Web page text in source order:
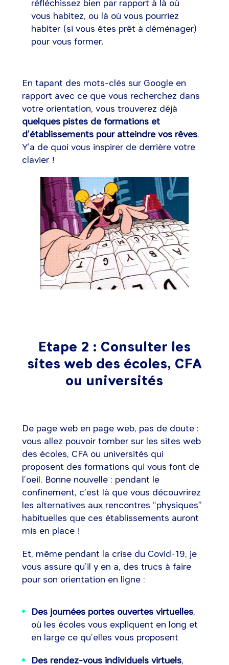
réfléchissez bien par rapport à là où
vous habitez, ou là où vous pourriez
habiter (si vous êtes prêt à déménager)
pour vous former.
En tapant des mots-clés sur Google en
rapport avec ce que vous recherchez dans
votre orientation, vous trouverez déjà
quelques pistes de formations et
d’établissements pour atteindre vos rêves.
Y’a de quoi vous inspirer de derrière votre
clavier !
Etape 2 : Consulter les
sites web des écoles, CFA
ou universités
De page web en page web, pas de doute :
vous allez pouvoir tomber sur les sites web
des écoles, CFA ou universités qui
proposent des formations qui vous font de
l’oeil. Bonne nouvelle : pendant le
confinement, c’est là que vous découvrirez
les alternatives aux rencontres “physiques”
habituelles que ces établissements auront
mis en place !
Et, même pendant la crise du Covid-19, je
vous assure qu’il y en a, des trucs à faire
pour son orientation en ligne :
Des journées portes ouvertes virtuelles,
où les écoles vous expliquent en long et
en large ce qu’elles vous proposent
Des rendez-vous individuels virtuels,